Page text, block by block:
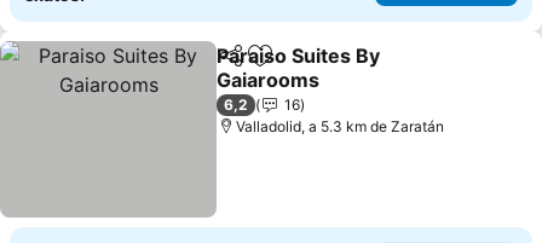
PartilharAdicionar aos favoritos
Paraiso Suites By
Gaiarooms
6,2
16
Valladolid, a 5.3 km de Zaratán